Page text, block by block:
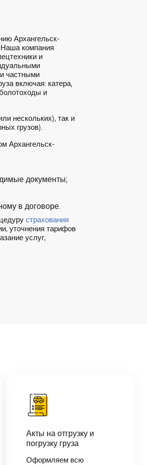
Архангельск-
Наша компания
и
частными
включая: катера,
и
нескольких), так и
грузов).
Архангельск-
документы;
в договоре.
страхования
уточнения тарифов
услуг,
Акты на отгрузку и
погрузку груза
Оформляем всю